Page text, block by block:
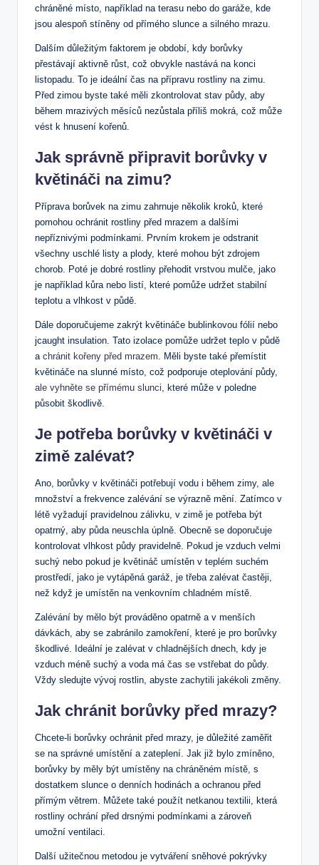
chráněné místo, například na terasu nebo do garáže, kde
jsou alespoň stíněny od přímého slunce a silného mrazu.
Dalším důležitým faktorem je období, kdy borůvky
‌přestávají aktivně růst, což obvykle nastává na konci
listopadu. To je ideální čas na přípravu rostliny na ⁢zimu.
Před zimou byste také měli zkontrolovat stav půdy, aby
⁢během mrazivých měsíců nezůstala‌ příliš mokrá, ‍což může
vést k hnusení kořenů.
Jak správně připravit borůvky v
květináči na‍ zimu?
Příprava borůvek na ​zimu zahrnuje několik kroků, které⁤
pomohou ochránit rostliny před mrazem a dalšími
nepříznivými podmínkami. Prvním krokem je odstranit
všechny ‍uschlé⁢ listy a plody, které mohou být ​zdrojem
chorob. Poté je dobré rostliny přehodit vrstvou ⁣mulče, jako
je ​například kůra ⁣nebo listí, které pomůže udržet stabilní
teplotu a vlhkost v ⁢půdě.
Dále doporučujeme zakrýt květináče bublinkovou fólií nebo
jcaught insulation. Tato izolace pomůže udržet teplo v půdě
a chránit kořeny před mrazem. Měli byste také přemístit
květináče na slunné místo, což podporuje oteplování půdy,
ale vyhněte se přímému slunci, které může v poledne
působit škodlivě.
Je potřeba ⁣borůvky v květináči v
zimě ⁣zalévat?
Ano, borůvky v⁣ květináči potřebují vodu i během zimy, ‍ale
množství ⁣a frekvence zalévání ⁢se výrazně mění. Zatímco v
létě vyžadují pravidelnou zálivku, ​v ‍zimě je potřeba být
opatrný, aby půda neuschla úplně. Obecně se doporučuje
kontrolovat vlhkost půdy pravidelně. Pokud je​ vzduch velmi
suchý nebo pokud je květináč ⁤umístěn v teplém suchém
prostředí, jako je vytápěná garáž, je třeba zalévat častěji,
než když je umístěn na venkovním chladném​ místě.
Zalévání by mělo být prováděno opatrně a‌ v menších‌
dávkách,​ aby se zabránilo ‌zamokření, které je pro borůvky
škodlivé. Ideální je zalévat v chladnějších dnech, ⁤kdy ​je
vzduch méně suchý a voda má⁢ čas se vstřebat do půdy.
Vždy ⁢sledujte vývoj rostlin, ‌abyste zachytili jakékoli změny.
Jak chránit ​borůvky před mrazy?
Chcete-li borůvky ochránit před mrazy, je důležité ​zaměřit
se na správné umístění a‌ zateplení. Jak již bylo zmíněno,
borůvky by měly být ⁣umístěny na chráněném místě, s
dostatkem slunce o denních hodinách a ochranou před
přímým větrem. Můžete také použít netkanou​ textilii, která
rostliny ochrání před drsnými podmínkami a zároveň
umožní ventilaci.
Další užitečnou metodou je vytváření sněhové ‌pokrývky